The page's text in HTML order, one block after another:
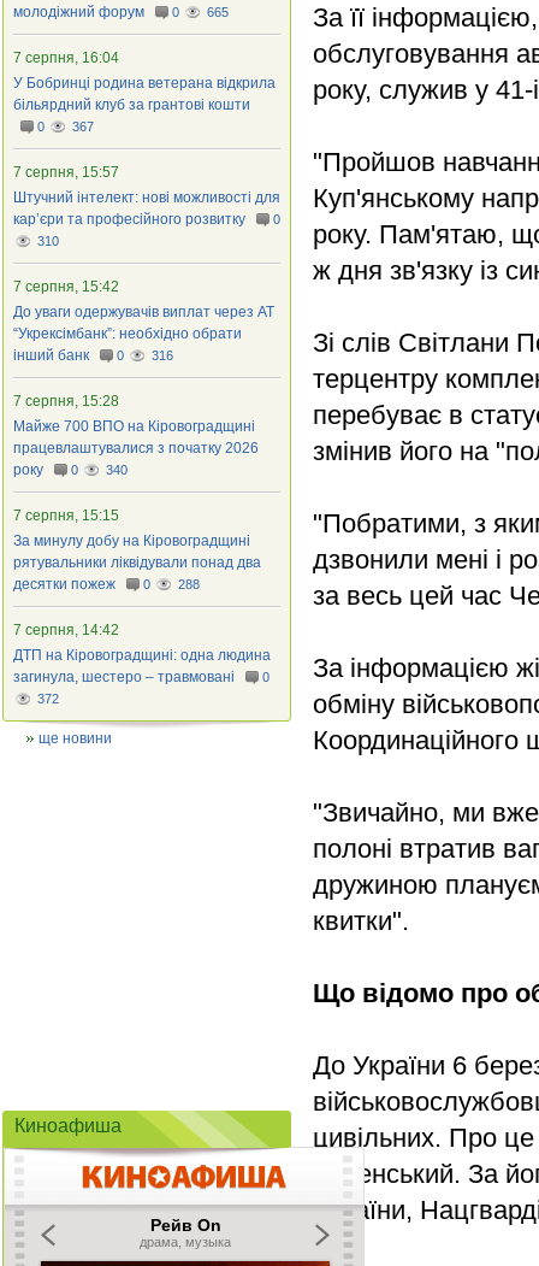
За її
обслуговування
року, служив у 41-
"Пройшов
Куп'янському
року. Пам'ятаю, що
ж дня зв'язку із
Зі слів Світлани
терцентру
перебуває в
змінив його на
"Побратими, з
дзвонили мені і
за весь цей час
За інформацією
обміну
Координаційного
"Звичайно, ми вже
полоні втратив
дружиною
квитки".
Що відомо про
До України 6
цивільних. Про
Зеленський. За
України,
молодіжний форум
0 665
7 серпня, 16:04
У Бобринці родина ветерана відкрила
більярдний клуб за грантові кошти
0 367
7 серпня, 15:57
Штучний інтелект: нові можливості для
кар’єри та професійного розвитку
0
310
7 серпня, 15:42
До уваги одержувачів виплат через АТ
“Укрексімбанк”: необхідно обрати
інший банк
0 316
7 серпня, 15:28
Майже 700 ВПО на Кіровоградщині
працевлаштувалися з початку 2026
року
0 340
7 серпня, 15:15
За минулу добу на Кіровоградщині
рятувальники ліквідували понад два
десятки пожеж
0 288
7 серпня, 14:42
ДТП на Кіровоградщині: одна людина
загинула, шестеро – травмовані
0
372
ще новини
Киноафиша